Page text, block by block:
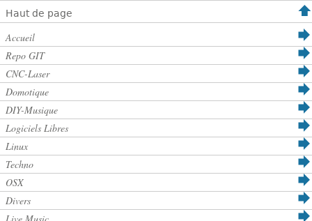
Haut de page
Accueil
Repo GIT
CNC-Laser
Domotique
DIY-Musique
Logiciels Libres
Linux
Techno
OSX
Divers